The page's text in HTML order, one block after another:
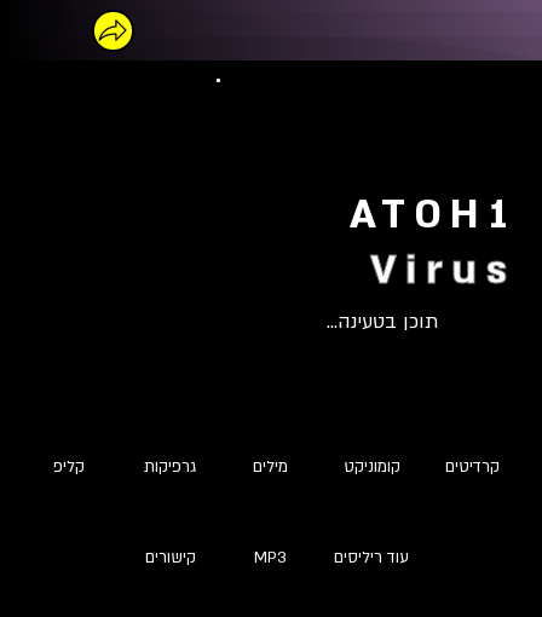
ATOH1
Virus
תוכן בטעינה...
קליפ גרפיקות מילים קומוניקט קרדיטים
קישורים MP3 עוד ריליסים